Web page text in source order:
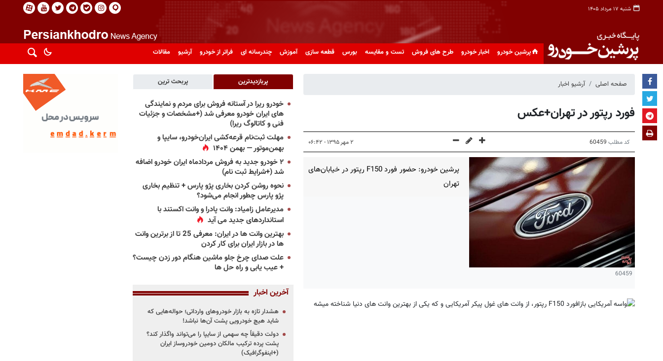
شنبه ۱۷ مرداد ۱۴۰۵
پرشین خودرو اخبار خودرو طرح های فروش تست و مقایسه بورس قطعه سازی آموزش چندرسانه ای فراتر از خودرو آرشیو مقالات
صفحه اصلی آرشیو اخبار
فورد رپتور در تهران+عکس
کد مطلب 60459 ۲ مهر ۱۳۹۵ - ۰۶:۴۲
60459
پرشین خودرو: حضور فورد F150 رپتور در خیابان‌های
تهران
پربازدیدترین پربحث ترین
خودرو ریرا در آستانه فروش برای مردم و نمایندگی
های ایران خودرو معرفی شد (+مشخصات و جزئیات
فنی و کاتالوگ ریرا)
مهلت ثبت‌نام قرعه‌کشی ایران‌خودرو، سایپا و
بهمن‌موتور — بهمن ۱۴۰۴
۲ خودرو جدید به فروش مردادماه ایران خودرو اضافه
شد (+شرایط ثبت نام)
نحوه روشن کردن بخاری پژو پارس + تنظیم بخاری
پژو پارس چطور انجام می‌شود؟
مدیرعامل زامیاد: وانت پادرا و وانت اکستند با
استانداردهای جدید می آید
بهترین وانت ها در ایران: معرفی 25 تا از برترین وانت
ها در بازار ایران برای کار کردن
علت صدای چرخ جلو ماشین هنگام دور زدن چیست؟
+ عیب یابی و راه حل ها
آخرین اخبار
هشدار تازه به بازار خودروهای وارداتی؛ حواله‌هایی که
شاید هیچ خودرویی پشت آن‌ها نباشد!
دولت دقیقاً چه سهمی از سایپا را می‌تواند واگذار کند؟
پشت پرده ترکیب مالکان دومین خودروساز ایران
(+اینفوگرافیک)